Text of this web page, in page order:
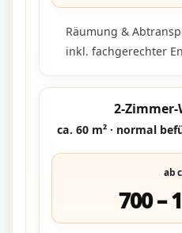
Räumung &
inkl. fachgerechter
2-
ca. 60 m² · normal
ab
700 –